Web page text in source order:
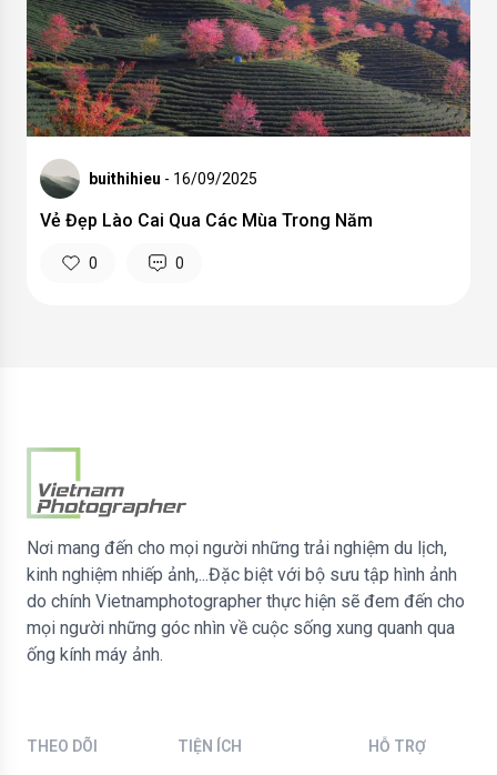
buithihieu - 16/09/2025
Vẻ Đẹp Lào Cai Qua Các Mùa Trong Năm
0 0
Nơi mang đến cho mọi người những trải nghiệm du lịch,
kinh nghiệm nhiếp ảnh,...Đặc biệt với bộ sưu tập hình ảnh
do chính Vietnamphotographer thực hiện sẽ đem đến cho
mọi người những góc nhìn về cuộc sống xung quanh qua
ống kính máy ảnh.
THEO DÕI TIỆN ÍCH HỖ TRỢ